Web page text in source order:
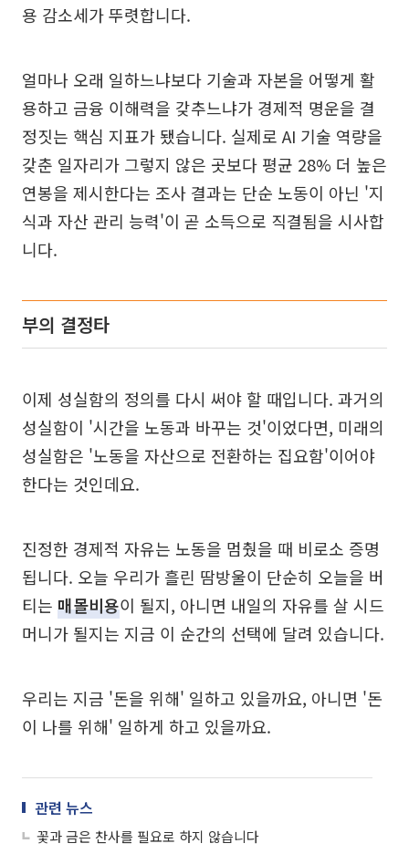
용 감소세가 뚜렷합니다.
얼마나 오래 일하느냐보다 기술과 자본을 어떻게 활
용하고 금융 이해력을 갖추느냐가 경제적 명운을 결
정짓는 핵심 지표가 됐습니다. 실제로 AI 기술 역량을
갖춘 일자리가 그렇지 않은 곳보다 평균 28% 더 높은
연봉을 제시한다는 조사 결과는 단순 노동이 아닌 '지
식과 자산 관리 능력'이 곧 소득으로 직결됨을 시사합
니다.
부의 결정타
이제 성실함의 정의를 다시 써야 할 때입니다. 과거의
성실함이 '시간을 노동과 바꾸는 것'이었다면, 미래의
성실함은 '노동을 자산으로 전환하는 집요함'이어야
한다는 것인데요.
진정한 경제적 자유는 노동을 멈췄을 때 비로소 증명
됩니다. 오늘 우리가 흘린 땀방울이 단순히 오늘을 버
티는 매몰비용이 될지, 아니면 내일의 자유를 살 시드
머니가 될지는 지금 이 순간의 선택에 달려 있습니다.
우리는 지금 '돈을 위해' 일하고 있을까요, 아니면 '돈
이 나를 위해' 일하게 하고 있을까요.
관련 뉴스
꽃과 금은 찬사를 필요로 하지 않습니다